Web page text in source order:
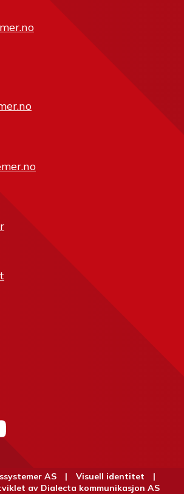
AS | Visuell identitet |
av Dialecta kommunikasjon AS